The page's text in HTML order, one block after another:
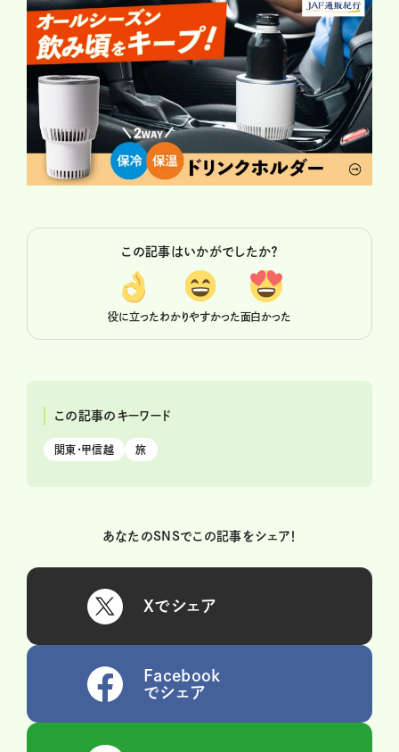
この記事はいかがでしたか？
役に立ったわかりやすかった面白かった
この記事のキーワード
関東・甲信越 旅
あなたのSNSでこの記事をシェア！
Xでシェア
Facebook
でシェア